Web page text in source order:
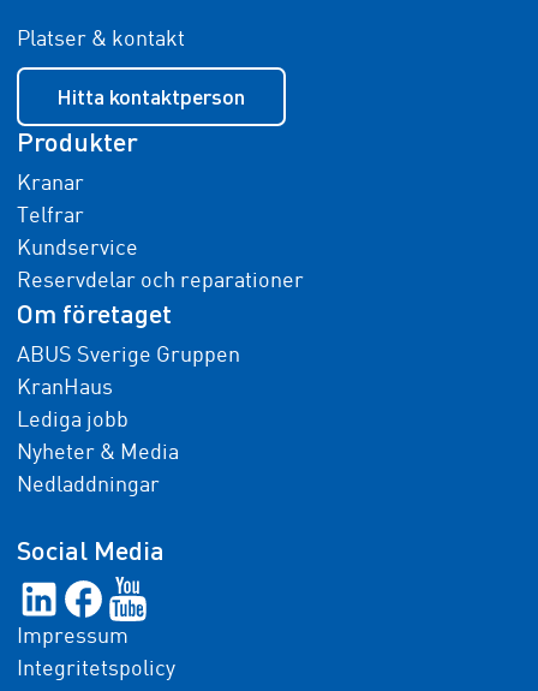
Platser & kontakt
Hitta kontaktperson
Produkter
Kranar
Telfrar
Kundservice
Reservdelar och reparationer
Om företaget
ABUS Sverige Gruppen
KranHaus
Lediga jobb
Nyheter & Media
Nedladdningar
Social Media
Impressum
Integritetspolicy